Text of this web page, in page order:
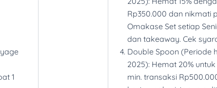
Agustus 2025):
Rp3.700.000
Riverside Bangkok
dengan periode
2025. Cek syarat
Promo Lainnya:
Optik Melawai
1
Rp350.000 dan nikmati
Omakase Set setiap
dan takeaway. Cek
Double Spoon (Periode
2025): Hemat 20%
min. transaksi